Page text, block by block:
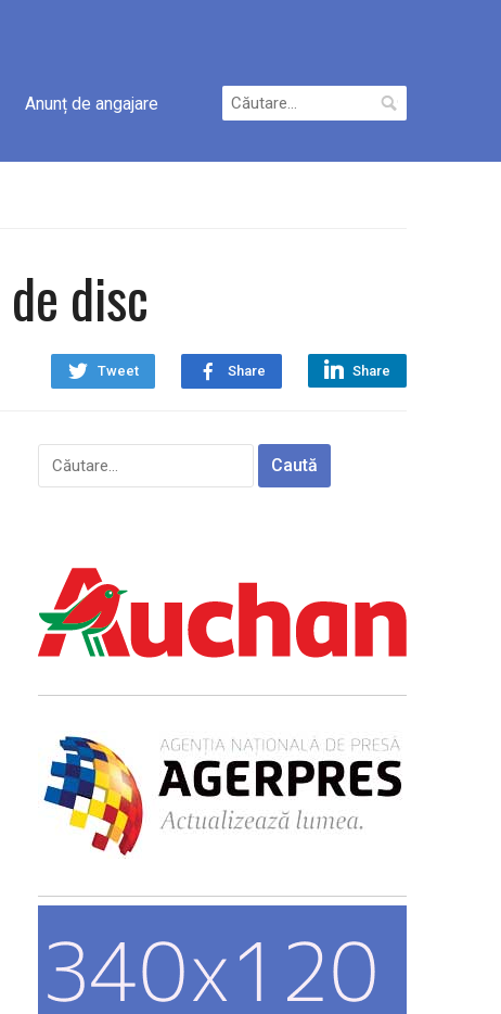
Anunț de angajare
Caută
după:
disc
Tweet Share Share
Caută
după: